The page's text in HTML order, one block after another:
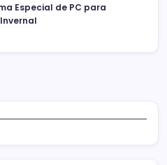
Especial de PC para